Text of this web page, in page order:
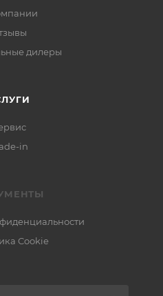
дилеры
in
Cookie